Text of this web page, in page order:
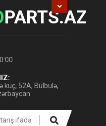
PARTS.AZ
küç, 52A, Bülbulə,